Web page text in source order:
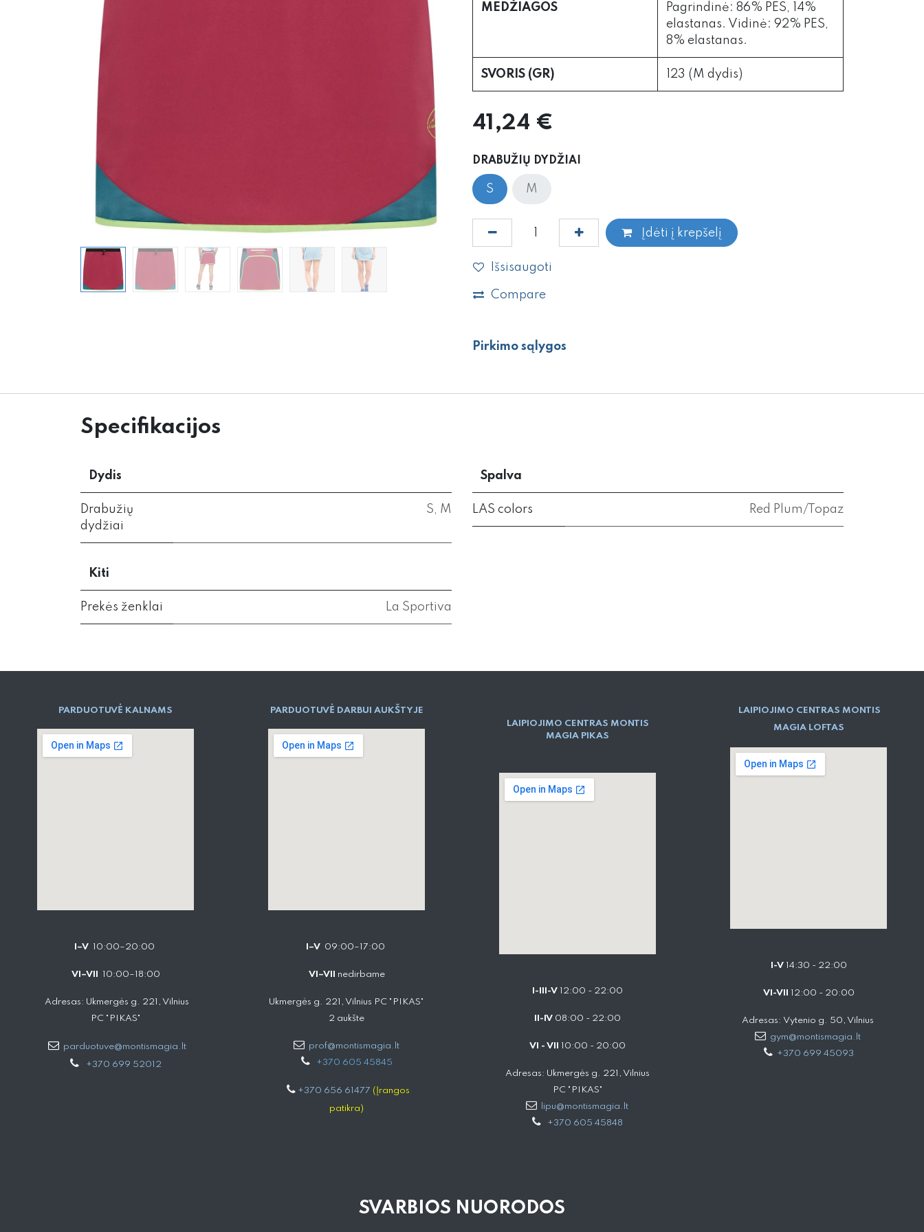
MEDŽIAGOS
Pagrindinė: 86% PES, 14%
elastanas. Vidinė: 92% PES,
8% elastanas.
SVORIS (GR) 123 (M dydis)
41,24 €
DRABUŽIŲ DYDŽIAI
S M
Įdėti į krepšelį
Išsisaugoti
Compare
Pirkimo sąlygos
Specifikacijos
Dydis
Drabužių
dydžiai
S M
Spalva
LAS colors Red Plum/Topaz
Kiti
Prekės ženklai La Sportiva
PARD​UOTUVĖ​ KALNAMS
I–V 10:00–20:00
VI–VII 10:00–18:00
Adresas: Ukmergės g. 221, Vilnius
PC "PIKAS"
parduotuve@montismagia.lt
+370 699 52012
PARDUOTUVĖ DARBUI AUKŠTYJE
I–V 09:00–17:00
VI–VII nedirbame
Ukmergės g. 221, Vilnius PC "PIKAS"
2 aukšte
prof@montismagia.lt
+370 605 4584​5
+370 656 61477 (Įrangos
patikra)
LAIPIOJIMO CENTRAS MONTIS
MAGIA PIKAS
I-III-V 12:00 - 22:00
II-IV 08:00 - 22:00
VI - VII 10:00 - 20:00
Adresas: Ukmergės g. 221, Vilnius
PC "PIKAS"
lipu@montismagia.lt
+370 605 45848
LAIPIOJIMO CENTRAS MONTIS
MAGIA LOFTAS
I-V14:30 - 22:00
VI-VII 12:00 - 20:00
Adresas: Vytenio g. 50, Vilnius
gym@montismagia.lt
+370 699 45093
SVARBIOS NUORODOS